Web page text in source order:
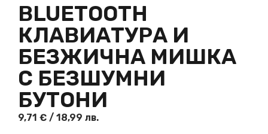
BLUETOOTH
КЛАВИАТУРА И
БЕЗЖИЧНА МИШКА
С БЕЗШУМНИ
БУТОНИ
9,71 € / 18,99 лв.